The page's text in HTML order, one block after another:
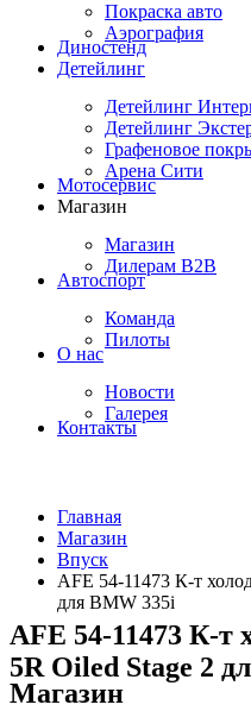
Покраска авто
Аэрография
Диностенд
Детейлинг
Детейлинг
Детейлинг
Графеновое
Арена Сити
Мотосервис
Магазин
Магазин
Дилерам B2B
Автоспорт
Команда
Пилоты
О нас
Новости
Галерея
Контакты
Главная
Магазин
Впуск
AFE 54-11473 К-т
для BMW 335i
Магазин
AFE 54-11473 К-т
5R Oiled Stage 2